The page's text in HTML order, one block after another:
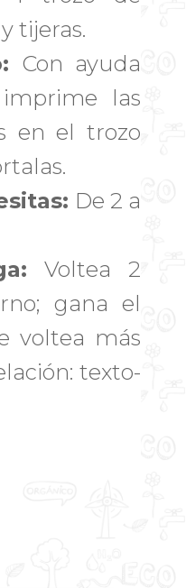
tijeras.
Con ayuda
las
en el trozo
De 2 a
Voltea 2
gana el
voltea más
texto-